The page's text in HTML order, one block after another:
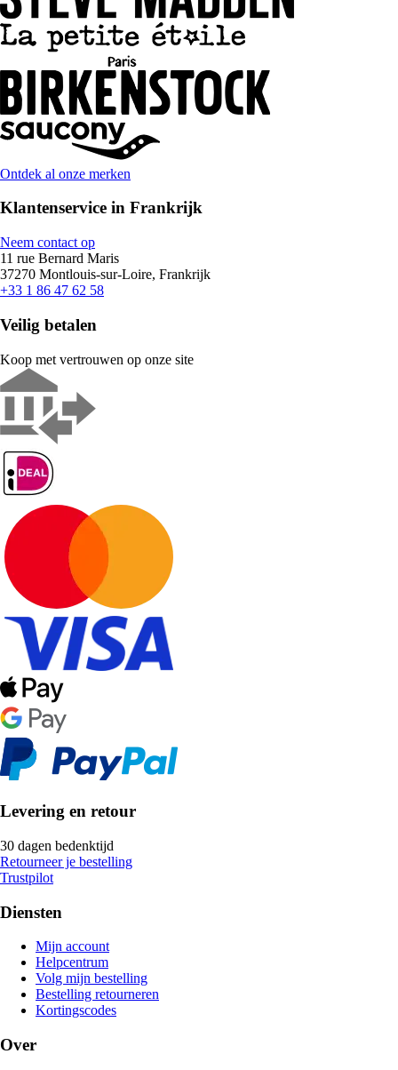
Ontdek al onze merken
Klantenservice in Frankrijk
Neem contact op
11 rue Bernard Maris
37270 Montlouis-sur-Loire, Frankrijk
+33 1 86 47 62 58
Veilig betalen
Koop met vertrouwen op onze site
Levering en retour
30 dagen bedenktijd
Retourneer je bestelling
Trustpilot
Diensten
Mijn account
Helpcentrum
Volg mijn bestelling
Bestelling retourneren
Kortingscodes
Over